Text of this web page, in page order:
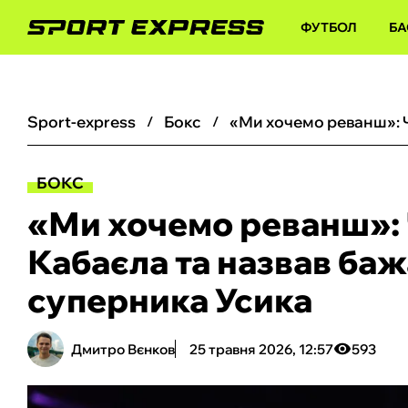
ФУТБОЛ
sport-express бокс
БОКС
«Ми хочемо реванш»:
Кабаєла та назвав
суперника Усика
Дмитро Вєнков 25 травня 2026, 12:57 593